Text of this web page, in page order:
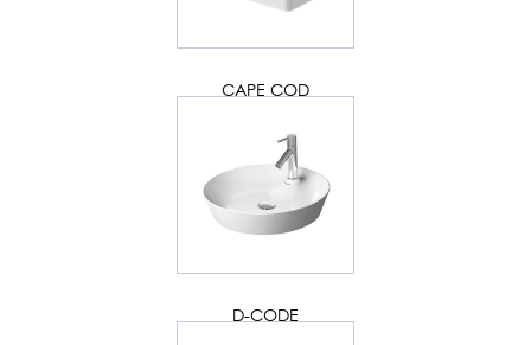
CAPE COD
D-CODE